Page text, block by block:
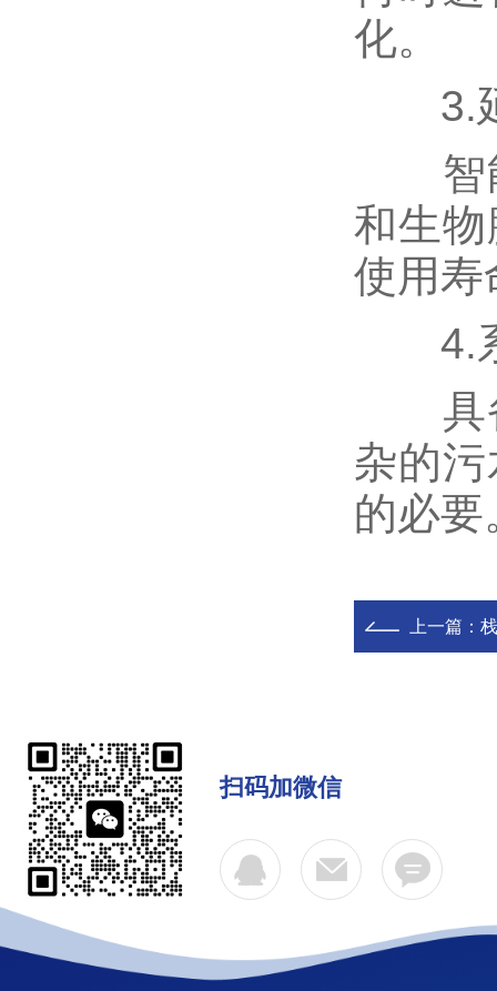
化。
3.延
智能
和生
使用寿
4.系
具备
杂的
的必要
上一篇：
扫码加微信